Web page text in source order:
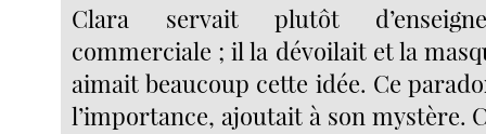
Clara servait plutôt
commerciale ; il la dévoilait et la
aimait beaucoup cette idée. Ce
l’importance, ajoutait à son mystère.